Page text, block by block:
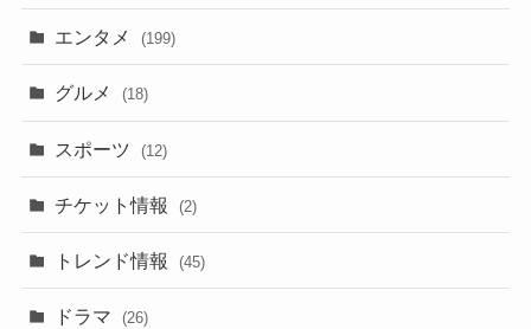
エンタメ (199)
グルメ (18)
スポーツ (12)
チケット情報 (2)
トレンド情報 (45)
ドラマ (26)